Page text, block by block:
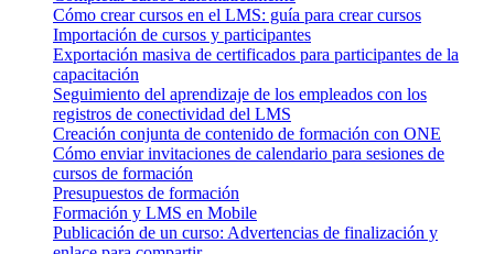
Cómo crear cursos en el LMS: guía para crear cursos
Importación de cursos y participantes
Exportación masiva de certificados para participantes de la
capacitación
Seguimiento del aprendizaje de los empleados con los
registros de conectividad del LMS
Creación conjunta de contenido de formación con ONE
Cómo enviar invitaciones de calendario para sesiones de
cursos de formación
Presupuestos de formación
Formación y LMS en Mobile
Publicación de un curso: Advertencias de finalización y